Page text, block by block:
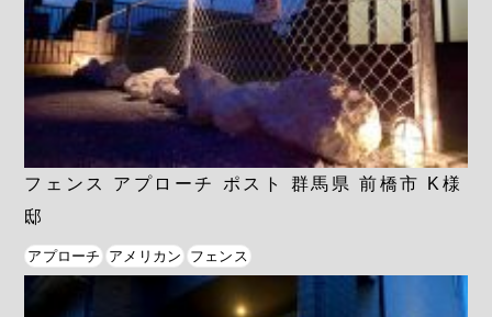
フェンス アプローチ ポスト 群馬県 前橋市 K様
邸
アプローチ アメリカン フェンス